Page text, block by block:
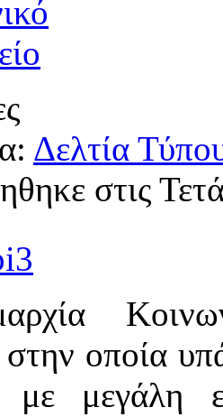
Δελτία
στις
οποία
με μεγάλη